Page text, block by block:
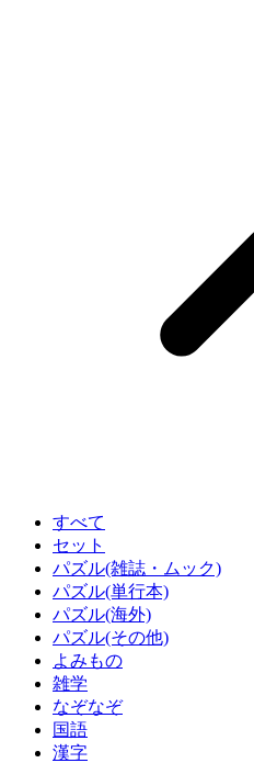
すべて
セット
パズル(雑誌・ムック)
パズル(単行本)
パズル(海外)
パズル(その他)
よみもの
雑学
なぞなぞ
国語
漢字